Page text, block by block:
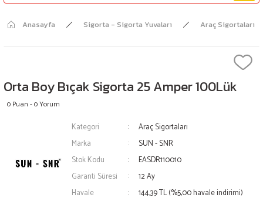
Anasayfa Sigorta - Sigorta Yuvaları Araç Sigortaları
Orta Boy Bıçak Sigorta 25 Amper 100Lük
0 Puan - 0 Yorum
Kategori
Araç Sigortaları
Marka
SUN - SNR
Stok Kodu
EASDR110010
Garanti Süresi
12 Ay
Havale
144,39 TL (%5,00 havale indirimi)